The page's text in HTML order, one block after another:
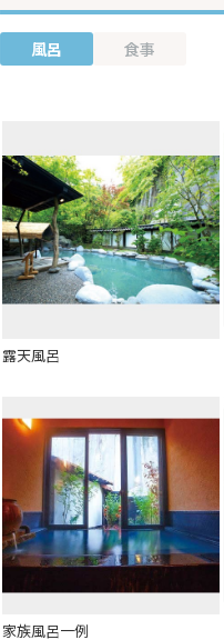
風呂 食事
露天風呂
家族風呂一例